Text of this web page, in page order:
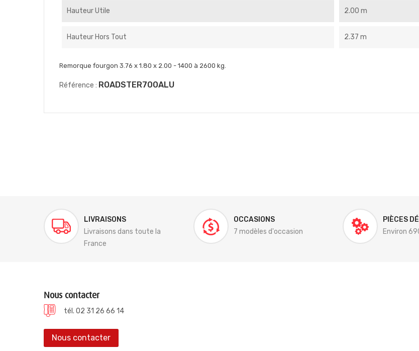
Hauteur Utile 2.00 m
Hauteur Hors Tout 2.37 m
Remorque fourgon 3.76 x 1.80 x 2.00 - 1400 à 2600 kg.
Référence : ROADSTER700ALU
LIVRAISONS
Livraisons dans toute la
France
OCCASIONS
7 modèles d'occasion
PIÈCES
Environ
Nous contacter
tél. 02 31 26 66 14
Nous contacter